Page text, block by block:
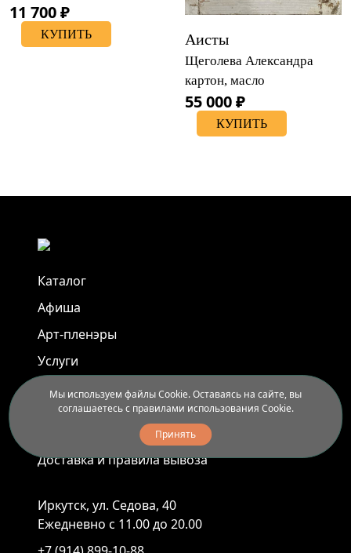
11 700 ₽
КУПИТЬ Аисты
Щеголева Александра
картон, масло
55 000 ₽
КУПИТЬ
Каталог
Афиша
Арт-пленэры
Услуги
Новости
Доставка и правила вывоза
Иркутск, ул. Седова, 40
Ежедневно с 11.00 до 20.00
Мы используем файлы Cookie. Оставаясь на сайте, вы
соглашаетесь с правилами использования Cookie.
Принять